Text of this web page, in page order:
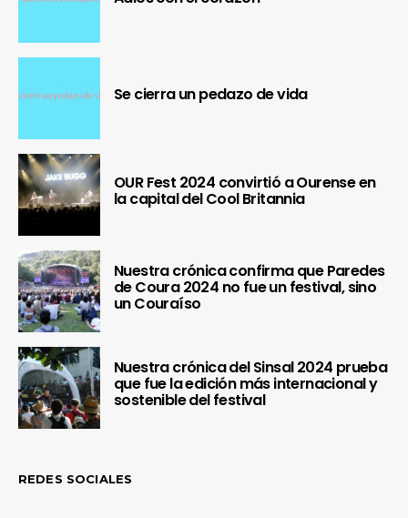
Se cierra un pedazo de vida
OUR Fest 2024 convirtió a Ourense en
la capital del Cool Britannia
Nuestra crónica confirma que Paredes
de Coura 2024 no fue un festival, sino
un Couraíso
Nuestra crónica del Sinsal 2024 prueba
que fue la edición más internacional y
sostenible del festival
REDES SOCIALES